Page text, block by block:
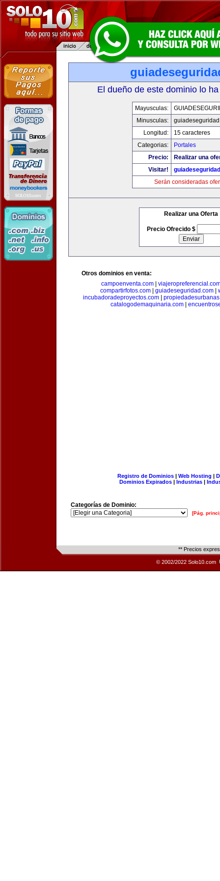
El dueño de este dominio lo
Mayusculas:
Minusculas:
Longitud:
15 caracteres
Categorias:
Portales
Precio:
Realizar una
Visitar!
Serán consideradas
Realizar una Oferta
Precio Ofrecido $
Otros dominios en venta:
campoenventa.com
compartirfotos.com| guiadeseguridad.com|
incubadoradeproyectos.com
catalogodemaquinaria.com|
Registro de Dominios| Web Hosting |
Dominios Expirados | Industrias |
Categorías de Dominio:
[Pág.
** Precios
© 2002/2022 Solo10.com